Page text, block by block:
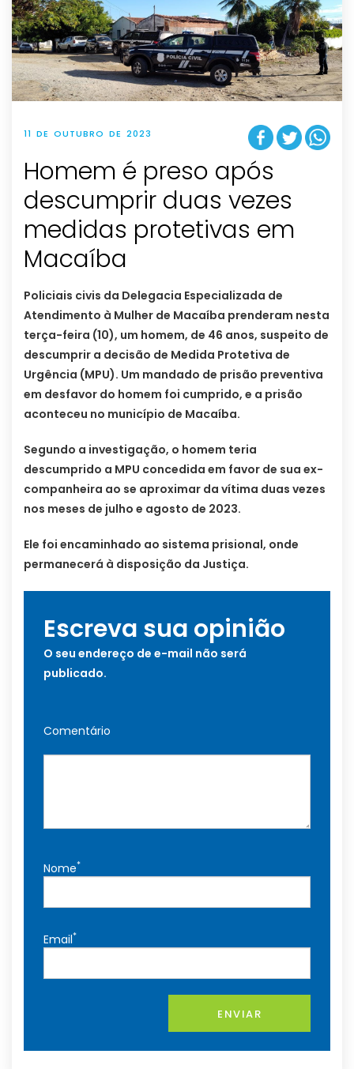
11 DE OUTUBRO DE 2023
Homem é preso após
descumprir duas vezes
medidas protetivas em
Macaíba
Policiais civis da Delegacia Especializada de
Atendimento à Mulher de Macaíba prenderam nesta
terça-feira (10), um homem, de 46 anos, suspeito de
descumprir a decisão de Medida Protetiva de
Urgência (MPU). Um mandado de prisão preventiva
em desfavor do homem foi cumprido, e a prisão
aconteceu no município de Macaíba.
Segundo a investigação, o homem teria
descumprido a MPU concedida em favor de sua ex-
companheira ao se aproximar da vítima duas vezes
nos meses de julho e agosto de 2023.
Ele foi encaminhado ao sistema prisional, onde
permanecerá à disposição da Justiça.
Escreva sua opinião
O seu endereço de e-mail não será
publicado.
Comentário
Nome*
Email*
ENVIAR